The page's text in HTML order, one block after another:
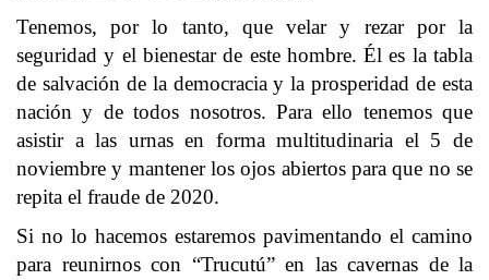
Tenemos, por lo tanto, que velar y rezar por la
seguridad y el bienestar de este hombre. Él es la tabla
de salvación de la democracia y la prosperidad de esta
nación y de todos nosotros. Para ello tenemos que
asistir a las urnas en forma multitudinaria el 5 de
noviembre y mantener los ojos abiertos para que no se
repita el fraude de 2020.
Si no lo hacemos estaremos pavimentando el camino
para reunirnos con “Trucutú” en las cavernas de la